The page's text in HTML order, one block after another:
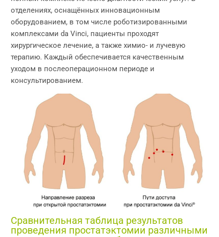
отделениях, оснащённых инновационным
оборудованием, в том числе роботизированными
комплексами da Vinci, пациенты проходят
хирургическое лечение, а также химио- и лучевую
терапию. Каждый обеспечивается качественным
уходом в послеоперационном периоде и
консультированием.
Сравнительная таблица результатов
проведения простатэктомии различными